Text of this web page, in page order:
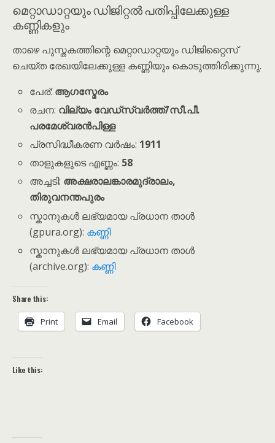
മെറ്റാഡാറ്റയും ഡിജിറ്റൽ പതിപ്പിലേക്കുള്ള
കണ്ണികളും
താഴെ പുസ്തകത്തിന്റെ മെറ്റാഡാറ്റയും ഡിജിറ്റൈസ്
ചെയ്ത രേഖയിലേക്കുള്ള കണ്ണിയും കൊടുത്തിരിക്കുന്നു.
പേര്:ആഗസ്മേരം
രചന: വില്യം വേഡ്‌സ്‌വർത്ത്/സീ.പീ.
പരമേശ്വരൻപിള്ള
പ്രസിദ്ധീകരണ വർഷം: 1911
താളുകളുടെ എണ്ണം: 58
അച്ചടി: അക്ഷരാലങ്കാരമുദ്രാലം,
തിരുവനന്തപുരം
സ്കാനുകൾ ലഭ്യമായ പ്രധാന താൾ
(gpura.org): കണ്ണി
സ്കാനുകൾ ലഭ്യമായ പ്രധാന താൾ
(archive.org): കണ്ണി
Share this:
Print Email Facebook
Like this: